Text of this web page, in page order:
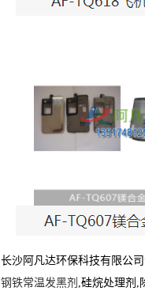
长沙阿凡达环保科技有限公司
钢铁常温发黑剂 ,硅烷处理剂,